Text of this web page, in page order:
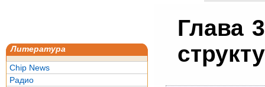
Литература
Chip News
Радио
Глава